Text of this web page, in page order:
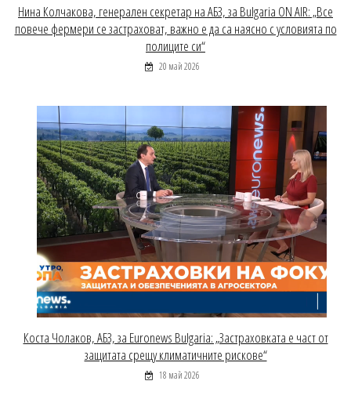
Нина Колчакова, генерален секретар на АБЗ, за Bulgaria ON AIR: „Все
повече фермери се застраховат, важно е да са наясно с условията по
полиците си“
20 май 2026
Коста Чолаков, АБЗ, за Euronews Bulgaria: „Застраховката е част от
защитата срещу климатичните рискове“
18 май 2026